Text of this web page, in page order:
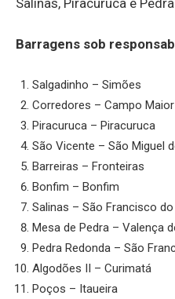
Salinas, Piracuruca e
Barragens sob
Salgadinho – Simões
Corredores – Campo Maior
Piracuruca – Piracuruca
São Vicente – São Miguel
Barreiras – Fronteiras
Bonfim – Bonfim
Salinas – São Francisco do
Mesa de Pedra – Valença
Pedra Redonda – São
Algodões II – Curimatá
Poços – Itaueira